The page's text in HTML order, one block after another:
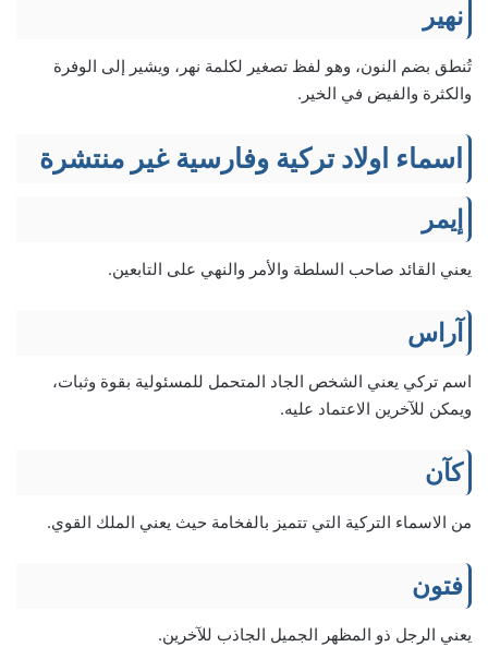
نهير
تُنطق بضم النون، وهو لفظ تصغير لكلمة نهر، ويشير إلى الوفرة
والكثرة والفيض في الخير.
اسماء اولاد تركية وفارسية غير منتشرة
إيمر
يعني القائد صاحب السلطة والأمر والنهي على التابعين.
آراس
اسم تركي يعني الشخص الجاد المتحمل للمسئولية بقوة وثبات،
ويمكن للآخرين الاعتماد عليه.
كآن
من الاسماء التركية التي تتميز بالفخامة حيث يعني الملك القوي.
فتون
يعني الرجل ذو المظهر الجميل الجاذب للآخرين.